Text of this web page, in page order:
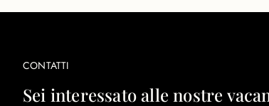
CONTATTI
Sei interessato alle nostre